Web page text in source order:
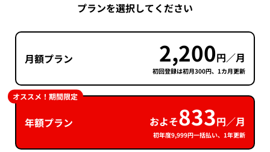
プランを選択してください
月額プラン 2,200円／月
初回登録は初月300円、1カ月更新
年額プラン およそ833円／月
初年度9,999円一括払い、1年更新
オススメ！期間限定